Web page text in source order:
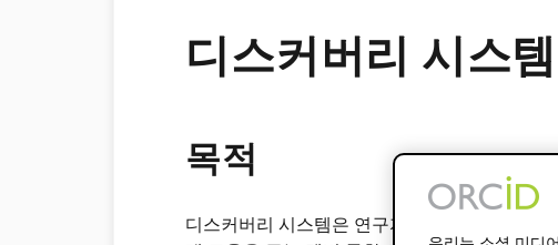
디스커버리 시스템
목적
디스커버리 시스템은 연구자들이 소속된 플랫